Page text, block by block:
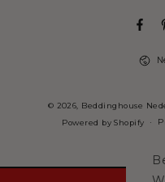
© 2026, Beddinghouse
Powered by Shopify